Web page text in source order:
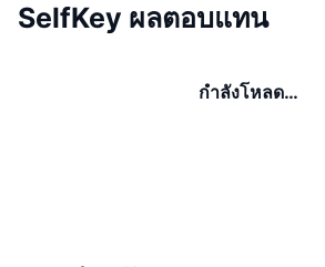
SelfKey ผลตอบแทน
กำลังโหลด…